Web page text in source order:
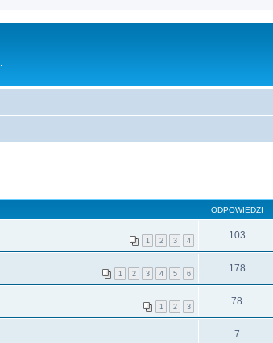
ODPOWIEDZI
1 2 3 4 103
1 2 3 4 5 6 178
1 2 3 78
7